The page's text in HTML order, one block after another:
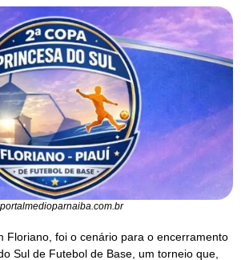
portalmedioparnaiba.com.br
Floriano, foi o cenário para o encerramento
Sul de Futebol de Base, um torneio que,